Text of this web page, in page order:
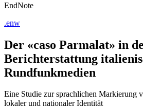
EndNote
.enw
Der «caso Parmalat» in
Berichterstattung
Rundfunkmedien
Eine Studie zur sprachlichen Markierung
lokaler und nationaler Identität